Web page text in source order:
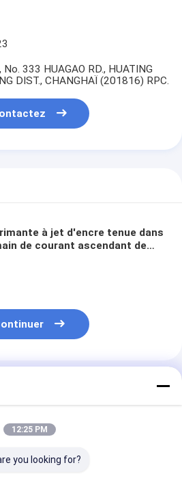
333 HUAGAO RD., HUATING
DIST., CHANGHAÏ (201816) RPC.
à jet d'encre tenue dans
de courant ascendant de
12:25 PM
you looking for?